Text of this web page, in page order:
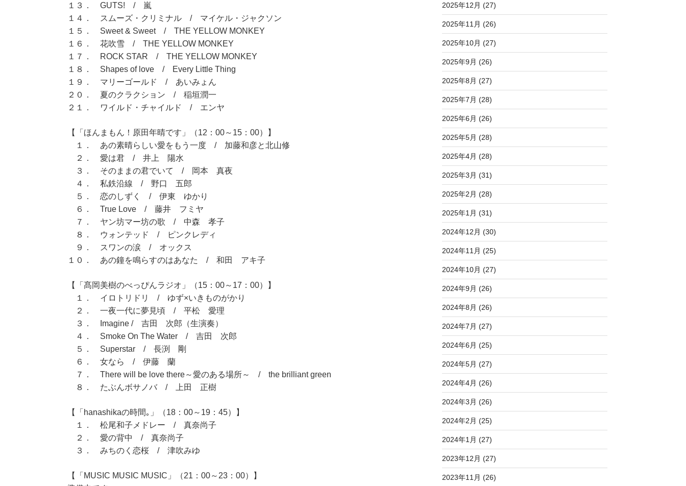
１３． GUTS! / 嵐
１４． スムーズ・クリミナル / マイケル・ジャクソン
１５． Sweet & Sweet / THE YELLOW MONKEY
１６． 花吹雪 / THE YELLOW MONKEY
１７． ROCK STAR / THE YELLOW MONKEY
１８． Shapes of love / Every Little Thing
１９． マリーゴールド / あいみょん
２０． 夏のクラクション / 稲垣潤一
２１． ワイルド・チャイルド / エンヤ
【「ほんまもん！原田年晴です」（12：00～15：00）】
１． あの素晴らしい愛をもう一度 / 加藤和彦と北山修
２． 愛は君 / 井上 陽水
３． そのままの君でいて / 岡本 真夜
４． 私鉄沿線 / 野口 五郎
５． 恋のしずく / 伊東 ゆかり
６． True Love / 藤井 フミヤ
７． ヤン坊マー坊の歌 / 中森 孝子
８． ウォンテッド / ピンクレディ
９． スワンの涙 / オックス
１０． あの鐘を鳴らすのはあなた / 和田 アキ子
【「髙岡美樹のべっぴんラジオ」（15：00～17：00）】
１． イロトリドリ / ゆず×いきものがかり
２． 一夜一代に夢見頃 / 平松 愛理
３． Imagine / 吉田 次郎（生演奏）
４． Smoke On The Water / 吉田 次郎
５． Superstar / 長渕 剛
６． 女なら / 伊藤 蘭
７． There will be love there～愛のある場所～ / the brilliant green
８． たぶんボサノバ / 上田 正樹
【「hanashikaの時間｡」（18：00～19：45）】
１． 松尾和子メドレー / 真奈尚子
２． 愛の背中 / 真奈尚子
３． みちのく恋桜 / 津吹みゆ
【「MUSIC MUSIC MUSIC」（21：00～23：00）】
2025年12月 (27)
2025年11月 (26)
2025年10月 (27)
2025年9月 (26)
2025年8月 (27)
2025年7月 (28)
2025年6月 (26)
2025年5月 (28)
2025年4月 (28)
2025年3月 (31)
2025年2月 (28)
2025年1月 (31)
2024年12月 (30)
2024年11月 (25)
2024年10月 (27)
2024年9月 (26)
2024年8月 (26)
2024年7月 (27)
2024年6月 (25)
2024年5月 (27)
2024年4月 (26)
2024年3月 (26)
2024年2月 (25)
2024年1月 (27)
2023年12月 (27)
2023年11月 (26)